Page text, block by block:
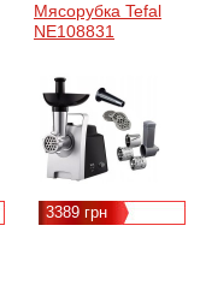
Мясорубка Tefal
NE108831
3389 грн